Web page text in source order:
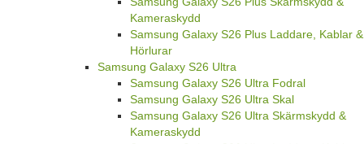
Samsung Galaxy S26 Plus
Samsung Galaxy S26 Plus Fodral
Samsung Galaxy S26 Plus Skal
Samsung Galaxy S26 Plus Skärmskydd &
Kameraskydd
Samsung Galaxy S26 Plus Laddare, Kablar &
Hörlurar
Samsung Galaxy S26 Ultra
Samsung Galaxy S26 Ultra Fodral